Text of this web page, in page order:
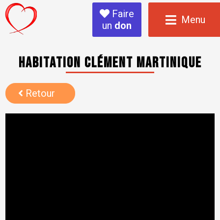
Faire
un don Menu
Habitation Clément Martinique
Retour